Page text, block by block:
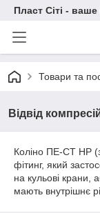
Пласт Сіті -
Товари та
Відвід
Коліно ПЕ-СТ НР
фітинг, який
на кульові крани,
мають внутрішнє